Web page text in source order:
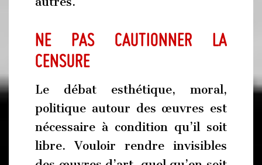
Ne pas cautionner la
censure
Le débat esthétique, moral,
politique autour des œuvres est
nécessaire à condition qu’il soit
libre. Vouloir rendre invisibles